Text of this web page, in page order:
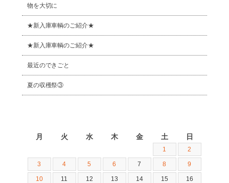
物を大切に
★新入庫車輌のご紹介★
★新入庫車輌のご紹介★
最近のできごと
夏の収穫祭③
月 火 水 木 金 土 日
1 2
3 4 5 6 7 8 9
10 11 12 13 14 15 16